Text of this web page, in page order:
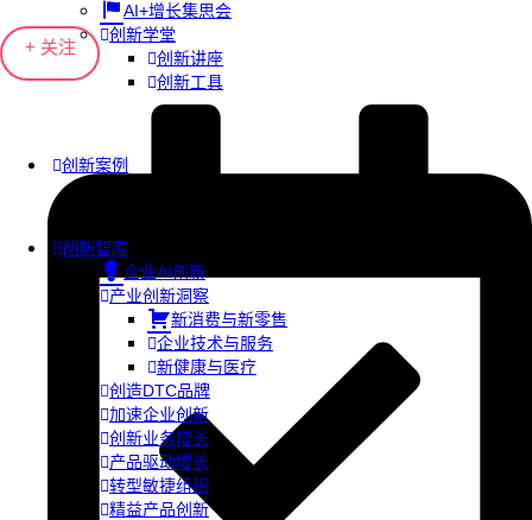
AI+增长集思会
创新学堂
创新讲座
创新工具
创新案例
创新智库
企业AI创新
产业创新洞察
新消费与新零售
企业技术与服务
新健康与医疗
创造DTC品牌
加速企业创新
创新业务增长
产品驱动增长
转型敏捷组织
精益产品创新
+ 关注